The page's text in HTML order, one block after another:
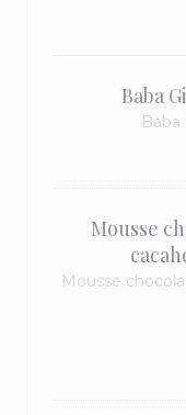
Baba
Baba
Mousse
Mousse